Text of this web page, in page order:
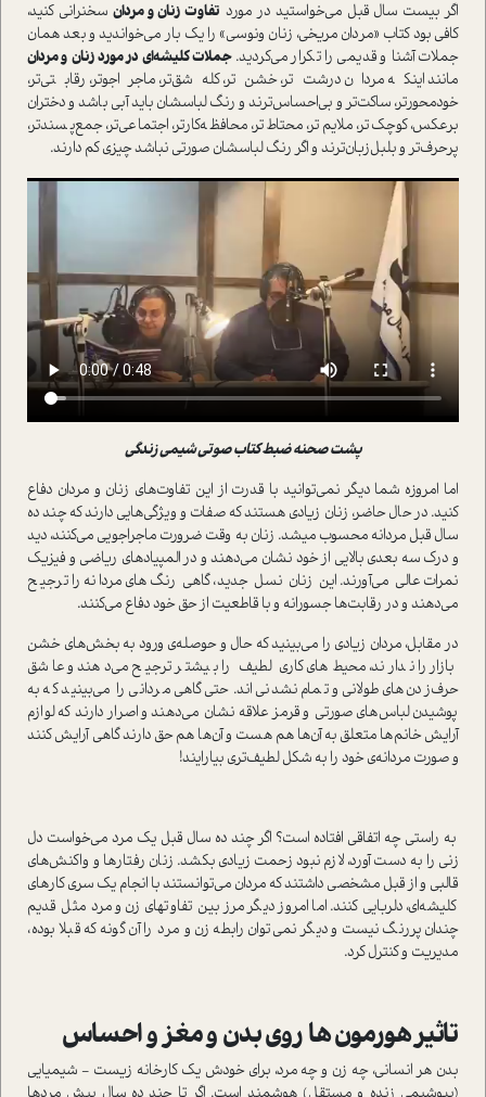
اگر بیست سال قبل می‌خواستید در مورد تفاوت زنان و مردان سخنرانی کنید،
کافی بود کتاب «مردان مریخی، زنان ونوسی» را یک بار می‌خواندید و بعد همان
جملات آشنا و قدیمی را تکرار می‌کردید.جملات کلیشه‌­ای در مورد زنان و مردان
مانند اینکه مردان درشت‌تر، خشن‌تر، کله‌شق‌تر، ماجراجوتر، رقابتی‌تر،
خود‌محورتر، ساکت‌تر و بی‌احساس‌ترند و رنگ لباسشان باید آبی باشد و دختران
برعکس، کوچک‌تر، ملایم‌تر، محتاط‌تر، محافظه‌کارتر، اجتماعی‌تر، جمع‌پسندتر،
پرحرف‌تر و بلبل‌زبان‌ترند و اگر رنگ لباسشان صورتی نباشد چیزی کم دارند.
پشت صحنه ضبط کتاب صوتی شیمی زندگی
اما امروزه شما دیگر نمی‌توانید با قدرت از این تفاوت‌های زنان و مردان دفاع
کنید. در حال حاضر، زنان زیادی هستند که صفات و ویژگی‌هایی دارند که چند ده
سال قبل مردانه محسوب می­شد. زنان به وقت ضرورت ماجراجویی می‌کنند، دید
و درک سه بعدی بالایی از خود نشان می‌دهند و در المپیادهای ریاضی و فیزیک
نمرات عالی می‌آورند. این زنان نسل جدید، گاهی رنگ‌های مردانه را ترجیح
می‌دهند و در رقابت‌ها جسورانه و با قاطعیت از حق خود دفاع می‌کنند.
در مقابل، مردان زیادی را می‌بینید که حال و حوصله‌ی ورود به بخش‌های خشن
بازار را ندارند، محیط‌های کاری لطیف را بیشتر ترجیح می‌دهند و عاشق
حرف‌زدن‌های طولانی و تمام نشدنی‌اند. حتی گاهی مردانی را می‌بینید که به
پوشیدن لباس‌های صورتی و قرمز علاقه نشان می‌دهند و اصرار دارند که لوازم
آرایش خانم‌ها متعلق به آن‌ها هم هست و آن‌ها هم حق دارند گاهی آرایش کنند
و صورت مردانه‌ی خود را به شکل لطیف‌تری بیارایند!
به راستی چه اتفاقی افتاده است؟ اگر چند ده سال قبل یک مرد می‌خواست دل
زنی را به دست آورد، لازم نبود زحمت زیادی بکشد. زنان رفتارها و واکنش‌های
قالبی و از قبل مشخصی داشتند که مردان می‌توانستند با انجام یک سری کارهای
کلیشه‌ای، دلربایی کنند. اما امروز دیگر مرز بین تفاوتهای زن و مرد مثل قدیم
چندان پررنگ نیست و دیگر نمی‌توان رابطه‌ زن و مرد را آن گونه که قبلا بوده،
مدیریت و کنترل کرد.
تاثیر هورمون ها روی بدن و مغز و احساس
بدن هر انسانی، چه زن و چه مرد، برای خودش یک کارخانه زیست - شیمیایی